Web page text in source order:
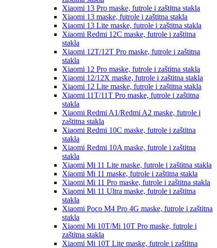
Xiaomi 13 Pro maske, futrole i zaštitna stakla
Xiaomi 13 maske, futrole i zaštitna stakla
Xiaomi 13 Lite maske, futrole i zaštitna stakla
Xiaomi Redmi 12C maske, futrole i zaštitna
stakla
Xiaomi 12T/12T Pro maske, futrole i zaštitna
stakla
Xiaomi 12 Pro maske, futrole i zaštitna stakla
Xiaomi 12/12X maske, futrole i zaštitna stakla
Xiaomi 12 Lite maske, futrole i zaštitna stakla
Xiaomi 11T/11T Pro maske, futrole i zaštitna
stakla
Xiaomi Redmi A1/Redmi A2 maske, futrole i
zaštitna stakla
Xiaomi Redmi 10C maske, futrole i zaštitna
stakla
Xiaomi Redmi 10A maske, futrole i zaštitna
stakla
Xiaomi Mi 11 Lite maske, futrole i zaštitna stakla
Xiaomi Mi 11 maske, futrole i zaštitna stakla
Xiaomi Mi 11 Pro maske, futrole i zaštitna stakla
Xiaomi Mi 11 Ultra maske, futrole i zaštitna
stakla
Xiaomi Poco M4 Pro 4G maske, futrole i zaštitna
stakla
Xiaomi Mi 10T/Mi 10T Pro maske, futrole i
zaštitna stakla
Xiaomi Mi 10T Lite maske, futrole i zaštitna